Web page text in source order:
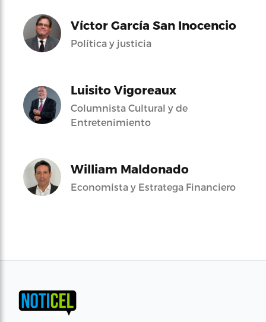
Víctor García San Inocencio
Política y justicia
Luisito Vigoreaux
Columnista Cultural y de
Entretenimiento
William Maldonado
Economista y Estratega Financiero